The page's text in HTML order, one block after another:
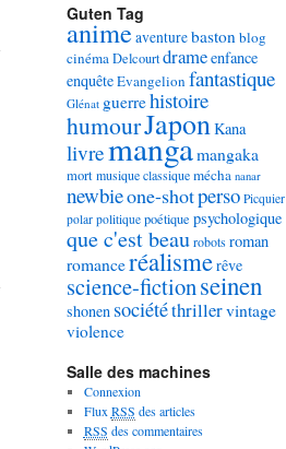
Guten Tag
animeaventurebaston blog
cinémaDelcourtdrameenfance
enquêteEvangelion fantastique
Glénat guerrehistoire
humourJapon Kana
livremangamangaka
mortmusique classiquemécha nanar
newbieone-shotperso Picquier
polar politique poétique psychologique
que c'est beaurobotsroman
romanceréalismerêve
science-fictionseinen
shonen sociététhrillervintage
violence
Salle des machines
Connexion
Flux RSS des articles
RSS des commentaires